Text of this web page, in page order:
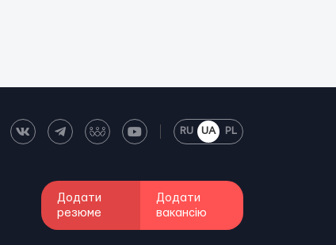
RU UA PL
Додати
резюме
Додати
вакансію